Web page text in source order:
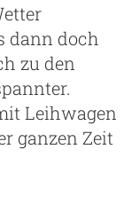
dann doch
zu den
Leihwagen
ganzen Zeit